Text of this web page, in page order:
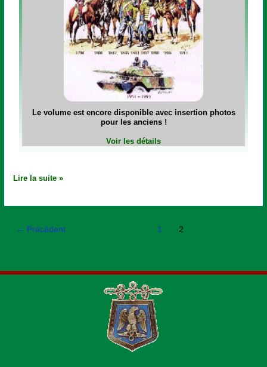
Le volume est encore disponible avec insertion photos
pour les anciens !
Voir les détails
Lire la suite »
← Précédent 1 2